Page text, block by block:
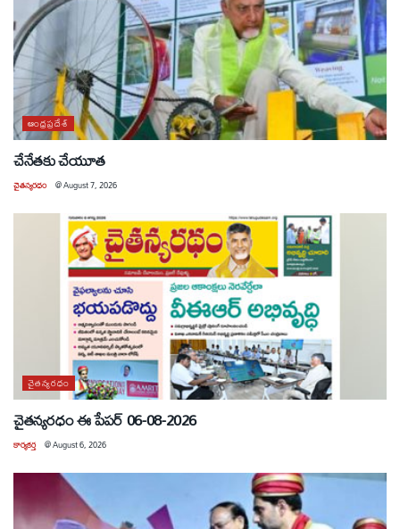
ఆంధ్రప్రదేశ్
చేనేతకు చేయూత
చైతన్యరధం @August 7, 2026
చైతన్యరధం
చైతన్యరధం ఈ పేపర్ 06-08-2026
కార్యకర్త @August 6, 2026